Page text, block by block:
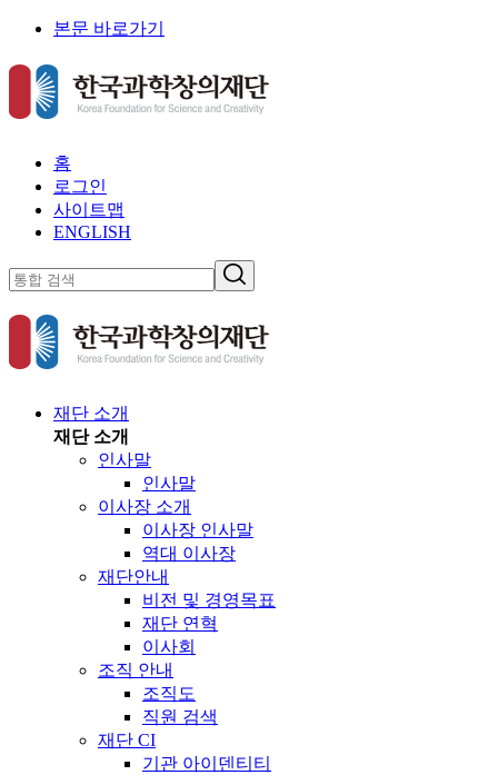
본문 바로가기
홈
로그인
사이트맵
ENGLISH
재단 소개
재단 소개
인사말
인사말
이사장 소개
이사장 인사말
역대 이사장
재단안내
비전 및 경영목표
재단 연혁
이사회
조직 안내
조직도
직원 검색
재단 CI
기관 아이덴티티